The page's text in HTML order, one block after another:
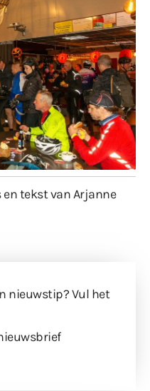
en tekst van Arjanne
nieuwstip? Vul het